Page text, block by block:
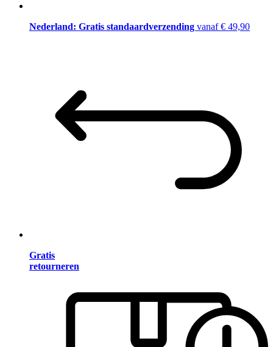
Nederland: Gratis standaardverzending vanaf € 49,90
Gratis
retourneren